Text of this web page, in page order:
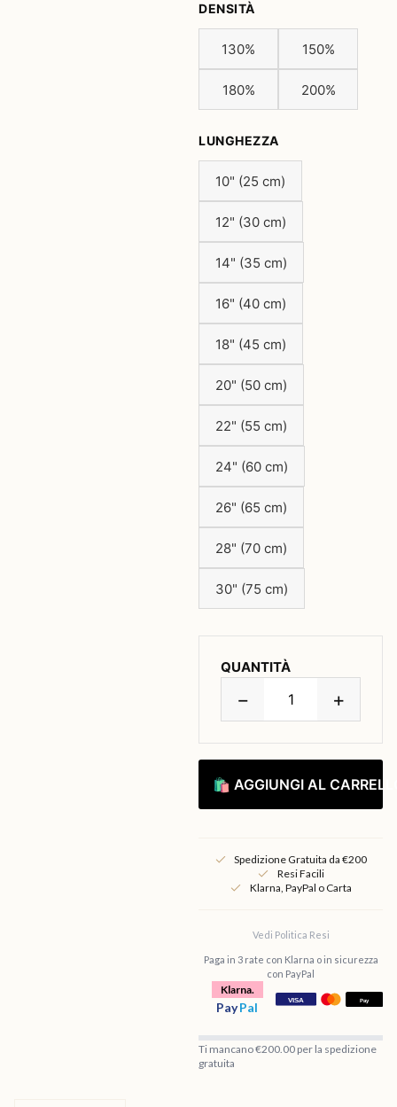
DENSITÀ
130% 150%
180% 200%
LUNGHEZZA
10" (25 cm)
12" (30 cm)
14" (35 cm)
16" (40 cm)
18" (45 cm)
20" (50 cm)
22" (55 cm)
24" (60 cm)
26" (65 cm)
28" (70 cm)
30" (75 cm)
QUANTITÀ
− +
🛍 AGGIUNGI AL
Spedizione Gratuita da €200
Resi Facili
Klarna, PayPal o Carta
Vedi Politica Resi
Paga in 3 rate con Klarna o in sicurezza
con PayPal
Klarna.
PayPal
Ti mancano €200.00 per la spedizione
gratuita